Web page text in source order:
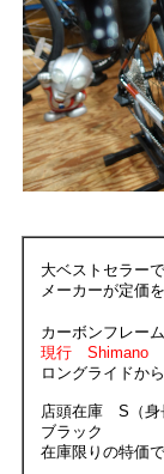
大ベストセラー
メーカーが定価を
カーボンフレー
現行 Shimano
ロングライドから
店頭在庫 S（身
ブラック
在庫限りの特価で